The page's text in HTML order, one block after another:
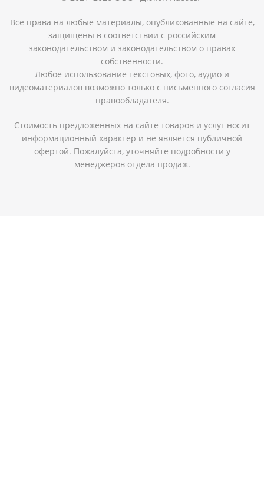
Все права на любые материалы, опубликованные на сайте,
защищены в соответствии с российским
законодательством и законодательством о правах
собственности.
Любое использование текстовых, фото, аудио и
видеоматериалов возможно только с письменного согласия
правообладателя.
Стоимость предложенных на сайте товаров и услуг носит
информационный характер и не является публичной
офертой. Пожалуйста, уточняйте подробности у
менеджеров отдела продаж.